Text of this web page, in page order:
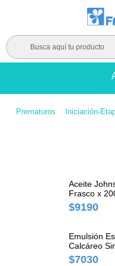
Busca aquí tu producto
Prematuros Iniciación-
Aceite
Frasco x
$9190
Emulsión
Calcáreo
Extracto
$7030